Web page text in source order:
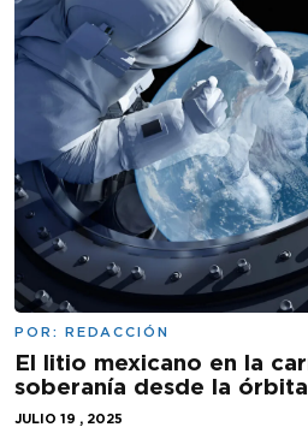
POR: REDACCIÓN
El litio mexicano en la
soberanía desde la órbita
JULIO 19 , 2025